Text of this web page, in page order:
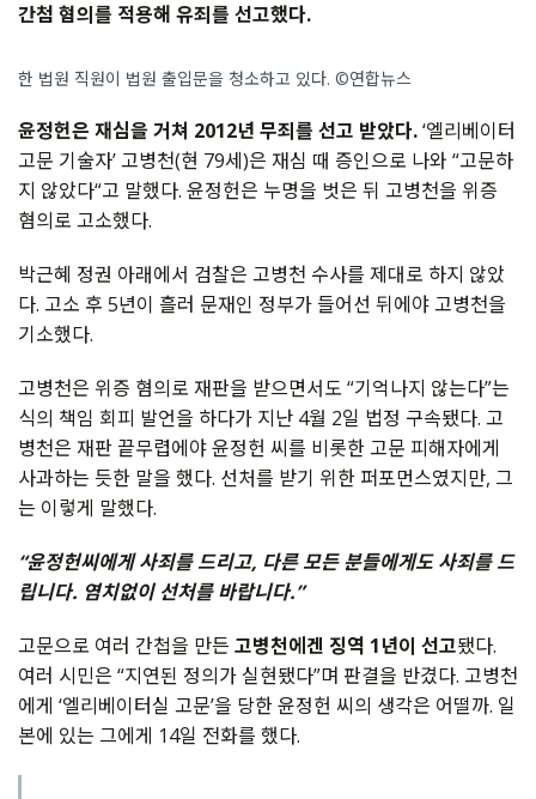
간첨 혐의를 적용해 유죄를 선고했다.
한 법원 직원이 법원 출입문을 청소하고 있다. ©연합뉴스
윤정헌은 재심을 거쳐 2012년 무죄를 선고 받았다.‘엘리베이터
고문 기술자’고병천(현 79세)은 재심 때 증인으로 나와 “고문하
지 않았다“고 말했다. 윤정헌은 누명을 벗은 뒤 고병천을 위증
혐의로 고소했다.
박근혜 정권 아래에서 검찰은 고병천 수사를 제대로 하지 않았
다. 고소 후 5년이 흘러 문재인 정부가 들어선 뒤에야고병천을
기소했다.
고병천은 위증 혐의로 재판을 받으면서도 “기억나지 않는다”는
식의 책임 회피 발언을 하다가 지난 4월 2일 법정 구속됐다. 고
병천은 재판끝무렵에야윤정헌 씨를 비롯한고문 피해자에게
사과하는 듯한 말을 했다. 선처를 받기 위한 퍼포먼스였지만, 그
는 이렇게 말했다.
“윤정헌씨에게 사죄를드리고, 다른모든 분들에게도 사죄를드
립니다. 염치없이 선처를 바랍니다.”
고문으로 여러 간첩을 만든 고병천에겐 징역 1년이 선고됐다.
여러 시민은 “지연된 정의가실현됐다”며 판결을 반겼다. 고병천
에게 ‘엘리베이터실 고문’을 당한윤정헌 씨의 생각은 어떨까. 일
본에 있는 그에게 14일 전화를 했다.